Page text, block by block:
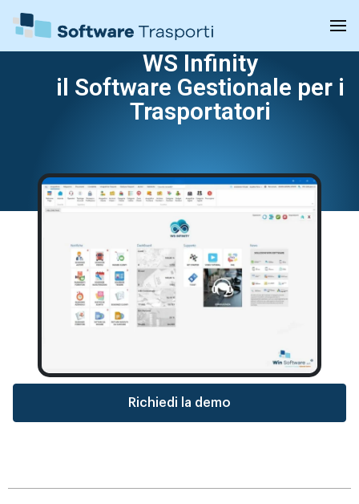
WS Infinity
il Software Gestionale per i
Trasportatori
Richiedi la demo